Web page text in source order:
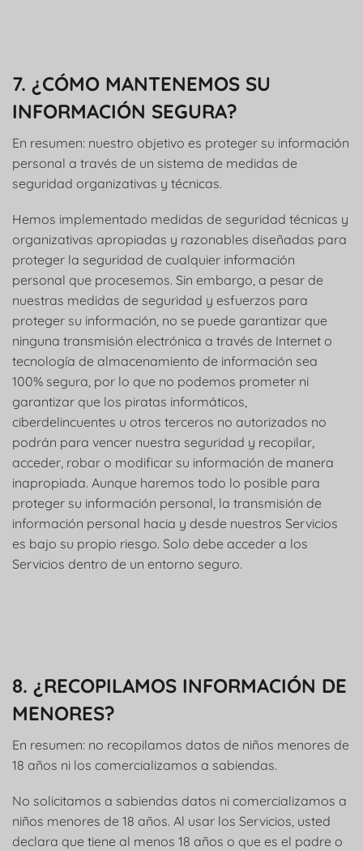
7. ¿CÓMO MANTENEMOS SU
INFORMACIÓN SEGURA?
En resumen: nuestro objetivo es proteger su información
personal a través de un sistema de medidas de
seguridad organizativas y técnicas.
Hemos implementado medidas de seguridad técnicas y
organizativas apropiadas y razonables diseñadas para
proteger la seguridad de cualquier información
personal que procesemos. Sin embargo, a pesar de
nuestras medidas de seguridad y esfuerzos para
proteger su información, no se puede garantizar que
ninguna transmisión electrónica a través de Internet o
tecnología de almacenamiento de información sea
100% segura, por lo que no podemos prometer ni
garantizar que los piratas informáticos,
ciberdelincuentes u otros terceros no autorizados no
podrán para vencer nuestra seguridad y recopilar,
acceder, robar o modificar su información de manera
inapropiada. Aunque haremos todo lo posible para
proteger su información personal, la transmisión de
información personal hacia y desde nuestros Servicios
es bajo su propio riesgo. Solo debe acceder a los
Servicios dentro de un entorno seguro.
8. ¿RECOPILAMOS INFORMACIÓN DE
MENORES?
En resumen: no recopilamos datos de niños menores de
18 años ni los comercializamos a sabiendas.
No solicitamos a sabiendas datos ni comercializamos a
niños menores de 18 años. Al usar los Servicios, usted
declara que tiene al menos 18 años o que es el padre o